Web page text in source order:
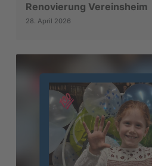
Renovierung Vereinsheim
28. April 2026